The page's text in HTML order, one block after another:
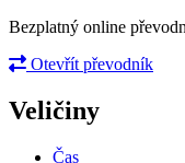
Bezplatný online
Otevřít převodník
Veličiny
Čas